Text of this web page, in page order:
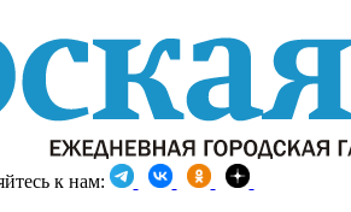
к нам: